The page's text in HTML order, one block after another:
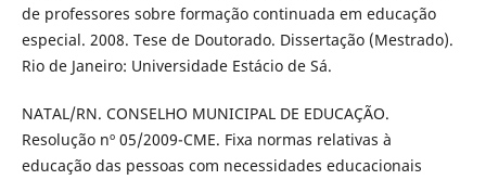
de professores sobre formação continuada em educação
especial. 2008. Tese de Doutorado. Dissertação (Mestrado).
Rio de Janeiro: Universidade Estácio de Sá.
NATAL/RN. CONSELHO MUNICIPAL DE EDUCAÇÃO.
Resolução nº 05/2009-CME. Fixa normas relativas à
educação das pessoas com necessidades educacionais